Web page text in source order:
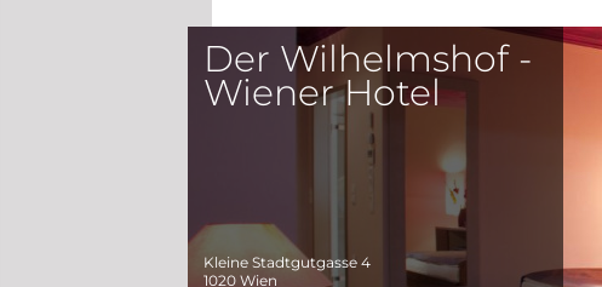
Der Wilhelmshof -
Wiener Hotel
Kleine Stadtgutgasse 4
1020 Wien